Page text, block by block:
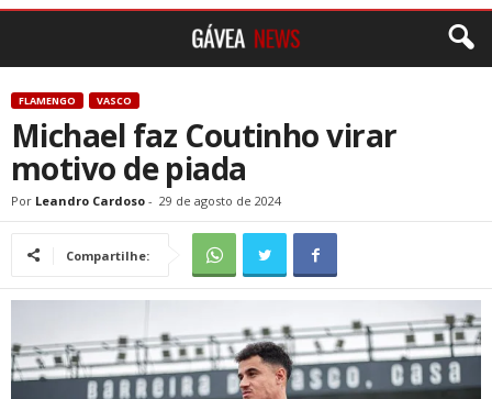
FLAMENGO VASCO
Michael faz Coutinho virar
motivo de piada
Por Leandro Cardoso - 29 de agosto de 2024
Compartilhe: